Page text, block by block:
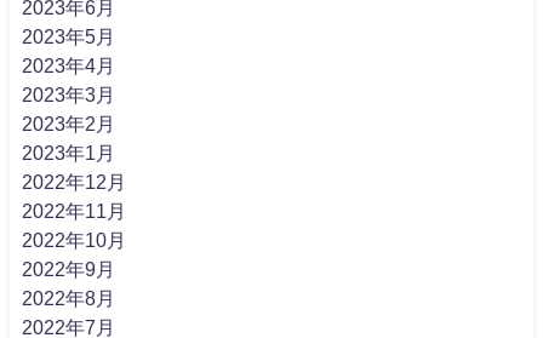
2023年6月
2023年5月
2023年4月
2023年3月
2023年2月
2023年1月
2022年12月
2022年11月
2022年10月
2022年9月
2022年8月
2022年7月